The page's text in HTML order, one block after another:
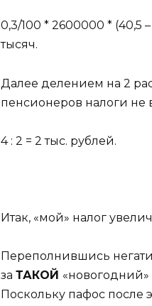
0,3/100 * 2600000 * (40,5
тысяч.
Далее делением на 2
пенсионеров налоги не
4 : 2 = 2 тыс. рублей.
Итак, «мой» налог
Переполнившись
за ТАКОЙ
Поскольку пафос после